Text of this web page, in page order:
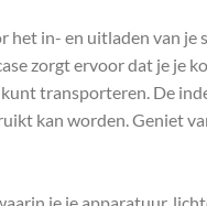
in- en uitladen van je
zorgt ervoor dat je je
transporteren. De
kan worden. Geniet